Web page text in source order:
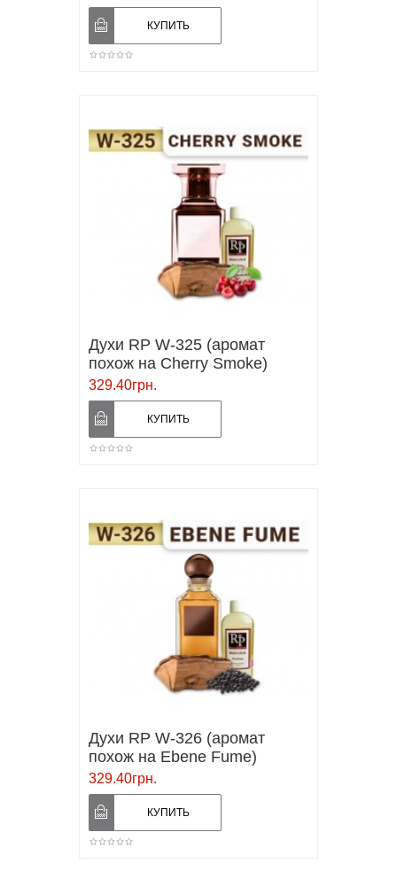
Духи RP W-325 (аромат
похож на Cherry Smoke)
329.40грн.
Духи RP W-326 (аромат
похож на Ebene Fume)
329.40грн.